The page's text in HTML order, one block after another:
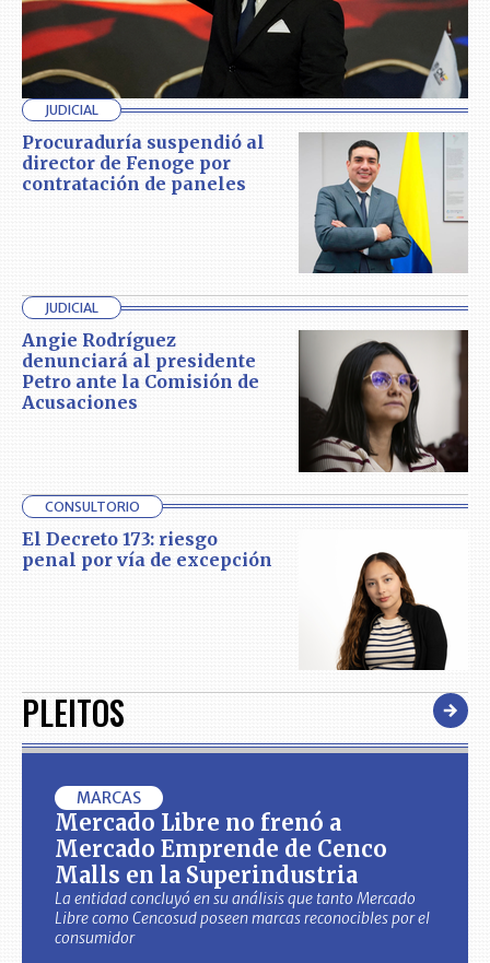
JUDICIAL
Procuraduría suspendió al
director de Fenoge por
contratación de paneles
JUDICIAL
Angie Rodríguez
denunciará al presidente
Petro ante la Comisión de
Acusaciones
CONSULTORIO
El Decreto 173: riesgo
penal por vía de excepción
PLEITOS
MARCAS
Mercado Libre no frenó a
Mercado Emprende de Cenco
Malls en la Superindustria
La entidad concluyó en su análisis que tanto Mercado
Libre como Cencosud poseen marcas reconocibles por el
consumidor